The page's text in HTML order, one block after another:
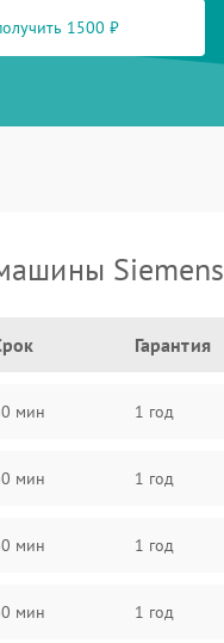
1500 ₽
Siemens
Гарантия
мин 1 год
мин 1 год
мин 1 год
мин 1 год